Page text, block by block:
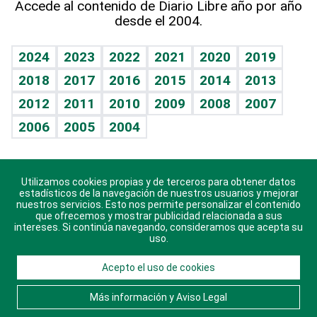
Vida y familia
Eñe
Celebrando la vida
Sin complejos
En pocas palabras
Escuchando al corazón
Economía Personal
TBT Deportivo
Guía del dinero
Horóscopos
Crucigramas
Accede al contenido de Diario Libre año por año
desde el 2004.
2024 2023 2022 2021 2020
2019
2018
2017 2016 2015 2014
2013
2012
2011 2010 2009 2008
2007
2006
2005 2004
Descarga nuestras aplicaciones para Android, iOS y
sistema Huawei.
© 2021 Diario Libre, todos los derechos reservados.
Consulta elAviso Legal. Ponte en Contacto
nosotros y conoce más sobre Diario Libre
Utilizamos cookies propias y de terceros para obtener datos
estadísticos de la navegación de nuestros usuarios y mejorar
nuestros servicios. Esto nos permite personalizar el contenido
que ofrecemos y mostrar publicidad relacionada a sus
intereses. Si continúa navegando, consideramos que acepta su
uso.
Acepto el uso de cookies
Más información y Aviso Legal